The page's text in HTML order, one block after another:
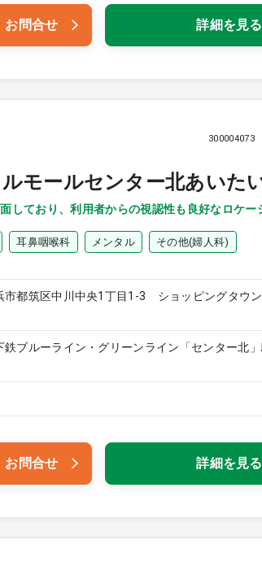
お問合せ 詳細を見る
モールセンター北あいた
しており、利用者からの視認性も良好なロケー
300004073
耳鼻咽喉科 メンタル その他(婦人科)
市都筑区中川中央1丁目1-3 ショッピングタウ
鉄ブルーライン・グリーンライン「センター北
お問合せ 詳細を見る